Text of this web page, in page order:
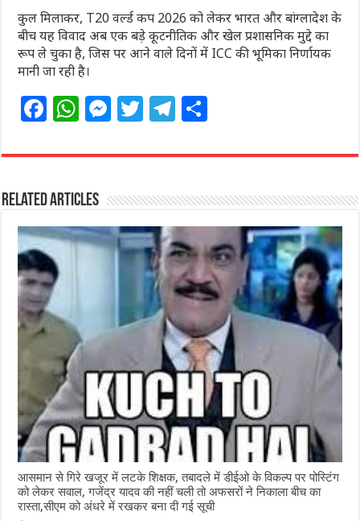
कुल मिलाकर, T20 वर्ल्ड कप 2026 को लेकर भारत और बांग्लादेश के
बीच यह विवाद अब एक बड़े कूटनीतिक और खेल प्रशासनिक मुद्दे का
रूप ले चुका है, जिस पर आने वाले दिनों में ICC की भूमिका निर्णायक
मानी जा रही है।
F
c
e
b
o
o
k
W
at
s
A
p
M
ss
n
g
e
T
itt
r
T
e
ra
m
ar
Related Articles
आसमान से गिरे खजूर में लटके शिक्षक, तबादले में डीईओ के विकल्प पर पोस्टिंग
को लेकर सवाल, गजेंद्र यादव की नहीं चली तो अफसरों ने निकाला बीच का
रास्ता,सीएम को अंधरे में रखकर बना दी गई सूची